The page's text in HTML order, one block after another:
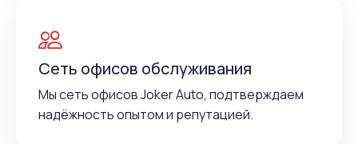
Сеть офисов обслуживания
Мы сеть офисов Joker Auto, подтверждаем
надёжность опытом и репутацией.